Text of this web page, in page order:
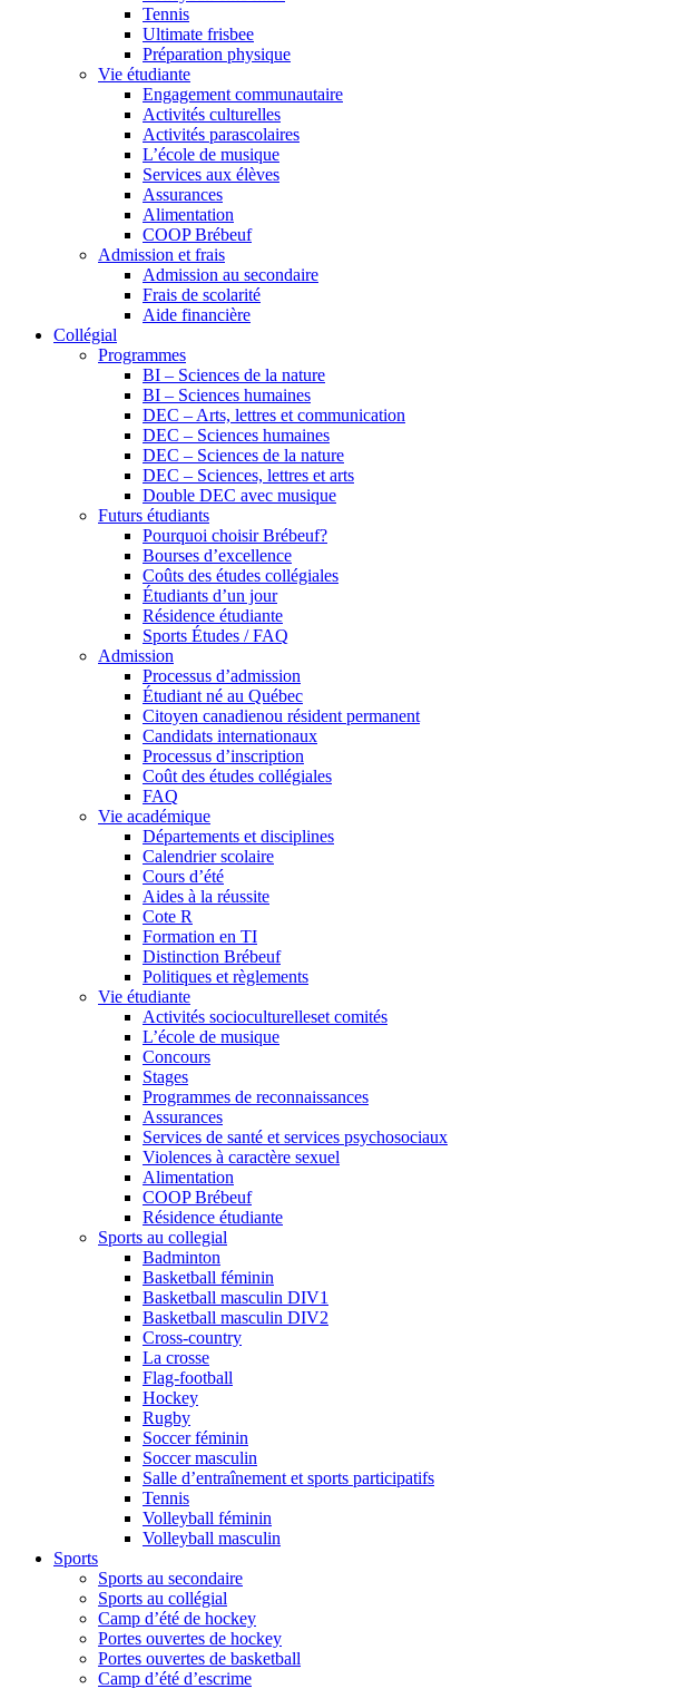
Tennis
Ultimate frisbee
Préparation physique
Vie étudiante
Engagement communautaire
Activités culturelles
Activités parascolaires
L’école de musique
Services aux élèves
Assurances
Alimentation
COOP Brébeuf
Admission et frais
Admission au secondaire
Frais de scolarité
Aide financière
Collégial
Programmes
BI – Sciences de la nature
BI – Sciences humaines
DEC – Arts, lettres et communication
DEC – Sciences humaines
DEC – Sciences de la nature
DEC – Sciences, lettres et arts
Double DEC avec musique
Futurs étudiants
Pourquoi choisir Brébeuf?
Bourses d’excellence
Coûts des études collégiales
Étudiants d’un jour
Résidence étudiante
Sports Études / FAQ
Admission
Processus d’admission
Étudiant né au Québec
Citoyen canadienou résident permanent
Candidats internationaux
Processus d’inscription
Coût des études collégiales
FAQ
Vie académique
Départements et disciplines
Calendrier scolaire
Cours d’été
Aides à la réussite
Cote R
Formation en TI
Distinction Brébeuf
Politiques et règlements
Vie étudiante
Activités socioculturelleset comités
L’école de musique
Concours
Stages
Programmes de reconnaissances
Assurances
Services de santé et services psychosociaux
Violences à caractère sexuel
Alimentation
COOP Brébeuf
Résidence étudiante
Sports au collegial
Badminton
Basketball féminin
Basketball masculin DIV1
Basketball masculin DIV2
Cross-country
La crosse
Flag-football
Hockey
Rugby
Soccer féminin
Soccer masculin
Salle d’entraînement et sports participatifs
Tennis
Volleyball féminin
Volleyball masculin
Sports
Sports au secondaire
Sports au collégial
Camp d’été de hockey
Portes ouvertes de hockey
Portes ouvertes de basketball
Camp d’été d’escrime